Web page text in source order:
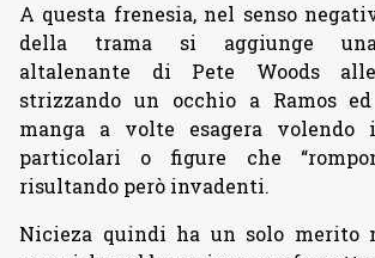
A questa frenesia, nel senso
della trama si aggiunge una
altalenante di Pete Woods
strizzando un occhio a Ramos
manga a volte esagera volendo
particolari o figure che
risultando però invadenti.
Nicieza quindi ha un solo merito